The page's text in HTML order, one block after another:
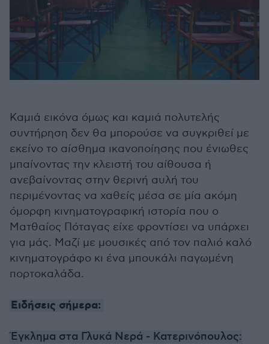
Καμιά εικόνα όμως και καμιά πολυτελής
συντήρηση δεν θα μπορούσε να συγκριθεί με
εκείνο το αίσθημα ικανοποίησης που ένιωθες
μπαίνοντας την κλειστή του αίθουσα ή
ανεβαίνοντας στην θερινή αυλή του
περιμένοντας να χαθείς μέσα σε μία ακόμη
όμορφη κινηματογραφική ιστορία που ο
Ματθαίος Πόταγας είχε φροντίσει να υπάρχει
για μάς. Μαζί με μουσικές από τον παλιό καλό
κινηματογράφο κι ένα μπουκάλι παγωμένη
πορτοκαλάδα.
Ειδήσεις σήμερα:
Έγκλημα στα Γλυκά Νερά - Κατερινόπουλος: